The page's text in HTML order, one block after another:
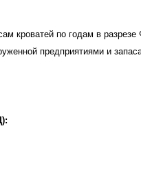
кроватей по годам в
предприятиями и